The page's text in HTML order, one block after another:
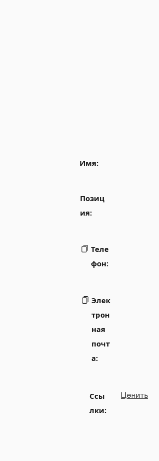
Имя:
Позиц
ия:
Теле
фон:
Элек
трон
ная
почт
а:
Ссы
лки:
Ценить